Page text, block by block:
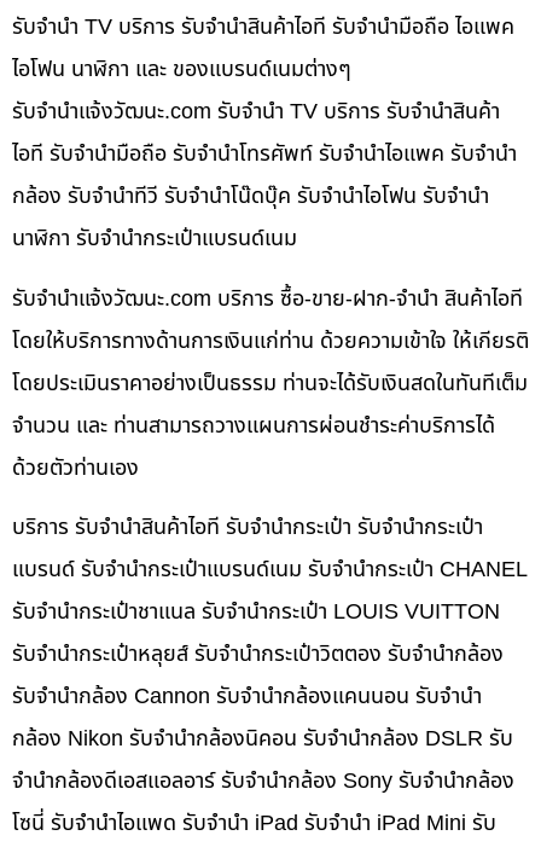
รับจำนำ TV บริการ รับจำนำสินค้าไอที รับจำนำมือถือ ไอแพค
ไอโฟน นาฬิกา และ ของแบรนด์เนมต่างๆ
รับจํานําแจ้งวัฒนะ.com รับจำนำ TV บริการ รับจำนำสินค้า
ไอที รับจำนำมือถือ รับจำนำโทรศัพท์ รับจำนำไอแพค รับจำนำ
กล้อง รับจำนำทีวี รับจำนำโน๊ดบุ๊ค รับจำนำไอโฟน รับจำนำ
นาฬิกา รับจำนำกระเป๋าแบรนด์เนม
รับจํานําแจ้งวัฒนะ.com บริการ ซื้อ-ขาย-ฝาก-จำนำ สินค้าไอที
โดยให้บริการทางด้านการเงินแก่ท่าน ด้วยความเข้าใจ ให้เกียรติ
โดยประเมินราคาอย่างเป็นธรรม ท่านจะได้รับเงินสดในทันทีเต็ม
จำนวน และ ท่านสามารถวางแผนการผ่อนชำระค่าบริการได้
ด้วยตัวท่านเอง
บริการ รับจำนำสินค้าไอที รับจำนำกระเป๋า รับจำนำกระเป๋า
แบรนด์ รับจำนำกระเป๋าแบรนด์เนม รับจำนำกระเป๋า CHANEL
รับจำนำกระเป๋าชาแนล รับจำนำกระเป๋า LOUIS VUITTON
รับจำนำกระเป๋าหลุยส์ รับจำนำกระเป๋าวิตตอง รับจำนำกล้อง
รับจำนำกล้อง Cannon รับจำนำกล้องแคนนอน รับจำนำ
กล้อง Nikon รับจำนำกล้องนิคอน รับจำนำกล้อง DSLR รับ
จำนำกล้องดีเอสแอลอาร์ รับจำนำกล้อง Sony รับจำนำกล้อง
โซนี่ รับจำนำไอแพด รับจำนำ iPad รับจำนำ iPad Mini รับ